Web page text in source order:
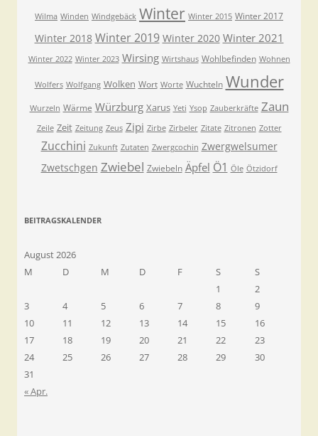
Wilma Winden Windgebäck Winter Winter 2015 Winter 2017
Winter 2018 Winter 2019 Winter 2020 Winter 2021
Winter 2022 Winter 2023 Wirsing Wirtshaus Wohlbefinden Wohnen
Wolfers Wolfgang Wolken Wort Worte Wuchteln Wunder
Wurzeln Wärme Würzburg Xarus Yeti Ysop Zauberkräfte Zaun
Zeile Zeit Zeitung Zeus Zipi Zirbe Zirbeler Zitate Zitronen Zotter
Zucchini Zukunft Zutaten Zwergcochin Zwergwelsumer
Zwetschgen Zwiebel Zwiebeln Äpfel Ö1 Öle Ötzidorf
BEITRAGSKALENDER
August 2026
M
D M D F S
S
1
2
3
4 5 6 7 8
9
10
11 12 13 14 15
16
17
18 19 20 21 22
23
24
25 26 27 28 29
30
31
« Apr.